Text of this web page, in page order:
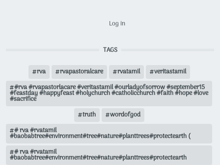
Log in
TAGS
rva rvapastoralcare rvatamil
veritastamil
#rva #rvapastorlacare #veritastamil #ourladyofsorrow #september15
#feastday #happyfeast #holychurch #catholicchurch #faith #hope #love
#sacrifice
truth
wordofgod
# rva #rvatamil
#baobabtree#environment#tree#nature#planttrees#protectearth (
# rva #rvatamil
#baobabtree#environment#tree#nature#planttrees#protectearth